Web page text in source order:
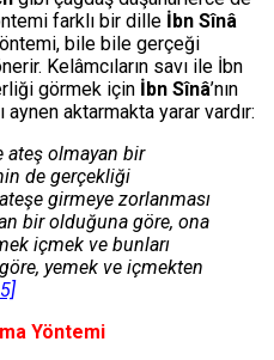
farklı bir dille İbn Sînâ
bile bile gerçeği
Kelâmcıların savı ile İbn
görmek için İbn Sînâ’nın
aktarmakta yarar vardır:
ateş olmayan bir
de gerçekliği
girmeye zorlanması
bir olduğuna göre, ona
içmek ve bunları
yemek ve içmekten
Yöntemi